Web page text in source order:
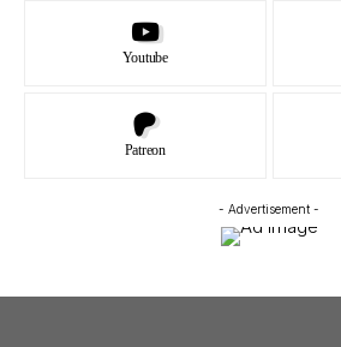
Youtube
Patreon
- Advertisement -